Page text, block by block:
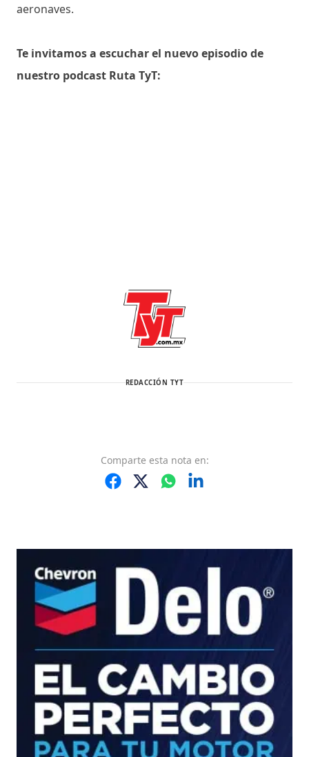
aeronaves.
Te invitamos a escuchar el nuevo episodio de
nuestro podcast Ruta TyT:
REDACCIÓN TYT
Comparte esta nota en: